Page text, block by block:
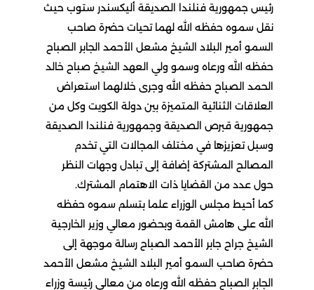
رئيس جمهورية فنلندا الصديقة أليكسندر ستوب حيث
نقل سموه حفظه الله لهما تحيات حضرة صاحب
السمو أمير البلاد الشيخ مشعل الأحمد الجابر الصباح
حفظه الله ورعاه وسمو ولي العهد الشيخ صباح خالد
الحمد الصباح حفظه الله وجرى خلالهما استعراض
العلاقات الثنائية المتميزة بين دولة الكويت وكل من
جمهورية قبرص الصديقة وجمهورية فنلندا الصديقة
وسبل تعزيزها في مختلف المجالات التي تخدم
المصالح المشتركة إضافة إلى تبادل وجهات النظر
حول عدد من القضايا ذات الاهتمام المشترك.
كما أحيط مجلس الوزراء علما بتسلم سموه حفظه
الله على هامش القمة وبحضور معالي وزير الخارجية
الشيخ جراح جابر الأحمد الصباح رسالة موجهة إلى
حضرة صاحب السمو أمير البلاد الشيخ مشعل الأحمد
الجابر الصباح حفظه الله ورعاه من معالي رئيسة وزراء